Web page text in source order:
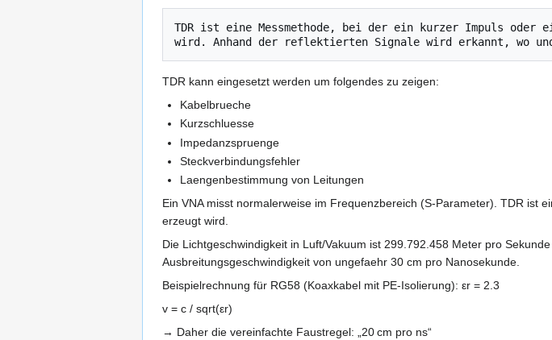
TDR ist eine Messmethode, bei der ein kurzer Impuls
TDR kann eingesetzt werden um folgendes zu zeigen:
Kabelbrueche
Kurzschluesse
Impedanzspruenge
Steckverbindungsfehler
Laengenbestimmung von Leitungen
Ein VNA misst normalerweise im Frequenzbereich (S-Parameter). TDR ist
erzeugt wird.
Die Lichtgeschwindigkeit in Luft/Vakuum ist 299.792.458 Meter pro
Ausbreitungsgeschwindigkeit von ungefaehr 30 cm pro Nanosekunde.
Beispielrechnung für RG58 (Koaxkabel mit PE-Isolierung): εr​ = 2.3
v = c / sqrt(εr​)
→ Daher die vereinfachte Faustregel: „20 cm pro ns“